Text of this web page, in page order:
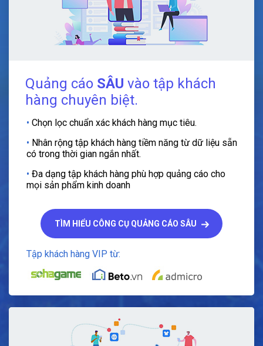
Quảng cáo SÂU vào tập khách
hàng chuyên biệt.
• Chọn lọc chuẩn xác khách hàng mục tiêu.
• Nhân rộng tập khách hàng tiềm năng từ dữ liệu sẵn
có trong thời gian ngắn nhất.
• Đa dạng tập khách hàng phù hợp quảng cáo cho
mọi sản phẩm kinh doanh
TÌM HIỂU CÔNG CỤ QUẢNG CÁO SÂU
Tập khách hàng VIP từ: